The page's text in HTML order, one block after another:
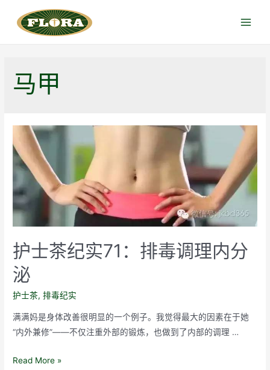
马甲
护士茶纪实71：排毒调理内分
泌
护士茶,排毒纪实
满满妈是身体改善很明显的一个例子。我觉得最大的因素在于她
“内外兼修”——不仅注重外部的锻炼，也做到了内部的调理 …
护
Read More »